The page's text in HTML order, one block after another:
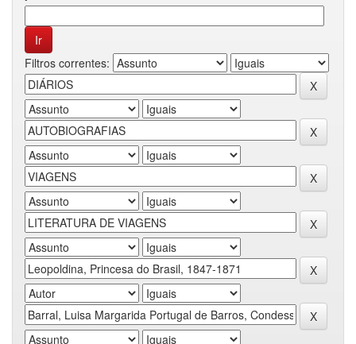
Filtros correntes: